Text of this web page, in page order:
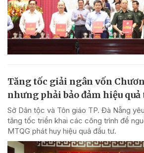
Tăng tốc giải ngân vốn
nhưng phải bảo đảm hiệu
Sở Dân tộc và Tôn giáo TP. Đà Nẵng
tăng tốc triển khai các công trình để
MTQG phát huy hiệu quả đầu tư.